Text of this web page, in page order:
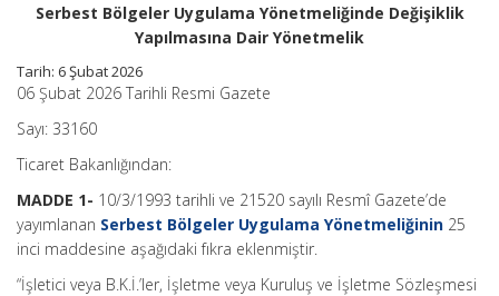
Serbest Bölgeler Uygulama Yönetmeliğinde Değişiklik
Yapılmasına Dair Yönetmelik
Tarih: 6 Şubat 2026
06 Şubat 2026 Tarihli Resmi Gazete
Sayı: 33160
Ticaret Bakanlığından:
MADDE 1- 10/3/1993 tarihli ve 21520 sayılı Resmî Gazete’de
yayımlanan Serbest Bölgeler Uygulama Yönetmeliğinin 25
inci maddesine aşağıdaki fıkra eklenmiştir.
“İşletici veya B.K.İ.’ler, İşletme veya Kuruluş ve İşletme Sözleşmesi